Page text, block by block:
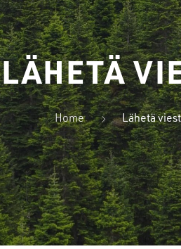
LÄHETÄ
Home Lähetä